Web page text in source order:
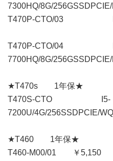
7300HQ/8G/
T470P-CTO/03 I7-
T470P-CTO/04
7700HQ/8G/
★T470s 1年
T470S-CTO I5-
7200U/4G/256SSDPCIE/
★T460 1年
T460-M00/01 ￥5,150